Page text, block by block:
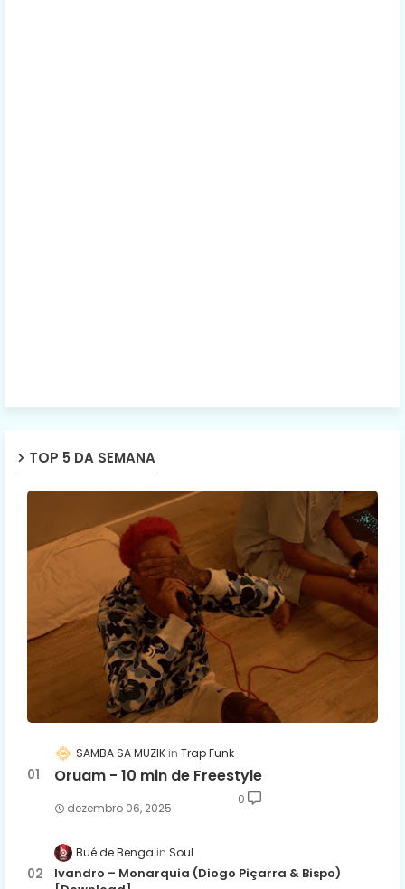
TOP 5 DA SEMANA
SAMBA SA MUZIK Trap Funk
Oruam - 10 min de Freestyle
dezembro 06, 2025
0
Bué de Benga Soul
Ivandro – Monarquia (Diogo Piçarra & Bispo)